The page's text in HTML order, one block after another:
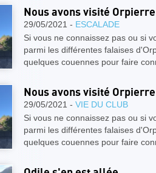
Nous avons visité
29/05/2021 - ESCALADE
Si vous ne connaissez pas ou si
parmi les différentes falaises
quelques couennes pour faire
Nous avons visité
29/05/2021 - VIE DU CLUB
Si vous ne connaissez pas ou si
parmi les différentes falaises
quelques couennes pour faire